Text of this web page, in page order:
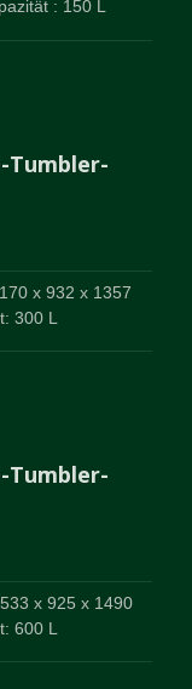
: 150 L
Tumbler-
x 932 x 1357
300 L
Tumbler-
x 925 x 1490
600 L